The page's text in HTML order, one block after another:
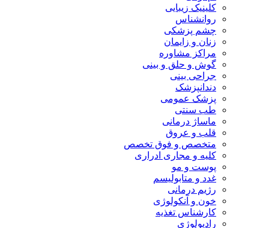
کلینیک زیبایی
روانشناس
چشم پزشکی
زنان و زایمان
مراکز مشاوره
گوش و حلق و بینی
جراحی بینی
دندانپزشک
پزشک عمومی
طب سنتی
ماساژ درمانی
قلب و عروق
متخصص و فوق تخصص
کلیه و مجاری ادراری
پوست و مو
غدد و متابولیسم
رژیم درمانی
خون و آنکولوژی
کارشناس تغذیه
رادیولوژی